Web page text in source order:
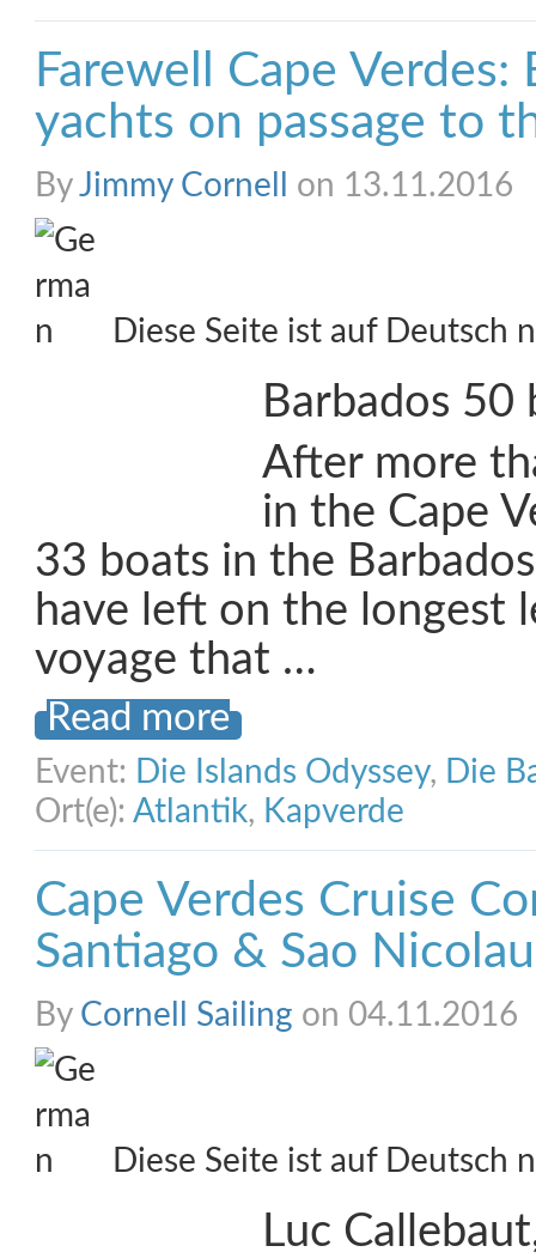
Farewell Cape Verdes:
yachts on passage to
ByJimmy Cornell on 13.11.2016
Diese Seite ist auf Deutsch
Barbados
After more
in the Cape
33 boats in the
have left on the longest
voyage that …
Read more
Event: Die Islands Odyssey, Die
Ort(e): Atlantik, Kapverde
Cape Verdes Cruise
Santiago & Sao Nicolau
By Cornell Sailing on 04.11.2016
Diese Seite ist auf Deutsch
Luc